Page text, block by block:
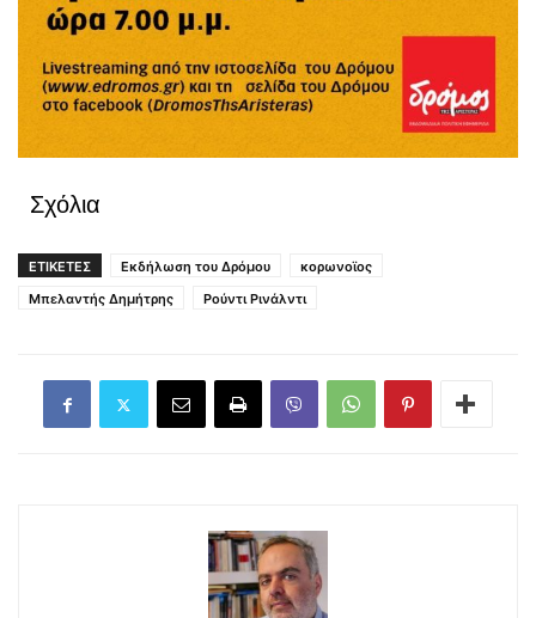
Σχόλια
ΕΤΙΚΕΤΕΣ Εκδήλωση του Δρόμου
κορωνοϊος
Μπελαντής Δημήτρης
Ρούντι Ρινάλντι